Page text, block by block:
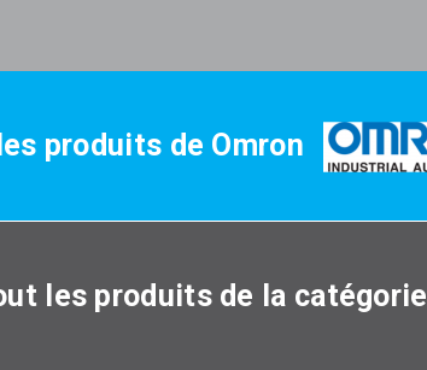
produits de Omron
les produits de la catégorie